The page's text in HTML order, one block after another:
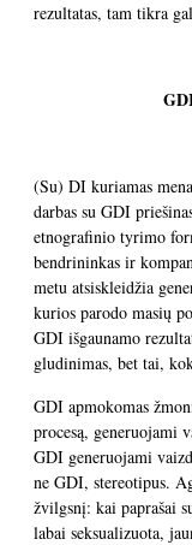
rezultatas, tam tikra
(Su) DI kuriamas
darbas su GDI
etnografinio tyrimo
bendrininkas ir
metu atsiskleidžia
kurios parodo masių
GDI išgaunamo
gludinimas, bet tai,
GDI apmokomas
procesą, generuojami
GDI generuojami
ne GDI, stereotipus.
žvilgsnį: kai paprašai
labai seksualizuota,